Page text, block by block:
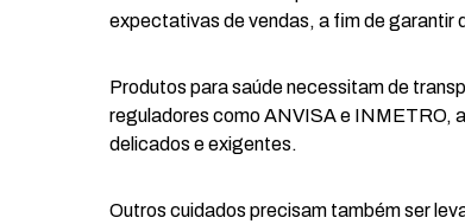
expectativas de vendas, a fim de garantir
Produtos para saúde necessitam de
reguladores como ANVISA e INMETRO,
delicados e exigentes.
Outros cuidados precisam também ser